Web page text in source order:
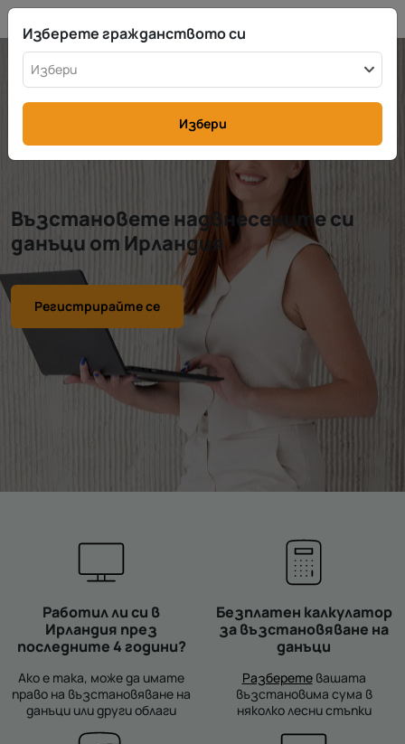
Възстановете надвнесените си
данъци от Ирландия
Регистрирайте се
Работил ли си в
Ирландия през
последните 4 години?
Ако е така, може да имате
право на възстановяване на
данъци или други облаги
Безплатен калкулатор
за възстановяване на
данъци
Разберетевашата
възстановима сума в
няколко лесни стъпки
Изберете гражданството си
Избери
Избери